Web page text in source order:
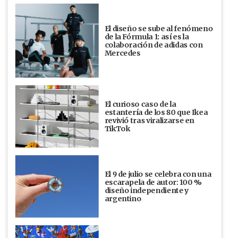
El diseño se sube al fenómeno
de la Fórmula 1: así es la
colaboración de adidas con
Mercedes
El curioso caso de la
estantería de los 80 que Ikea
revivió tras viralizarse en
TikTok
El 9 de julio se celebra con una
escarapela de autor: 100 %
diseño independiente y
argentino